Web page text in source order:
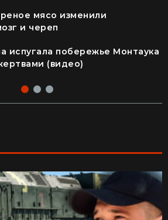
мясо изменили
и череп
испугала побережье Монтаука
(видео)